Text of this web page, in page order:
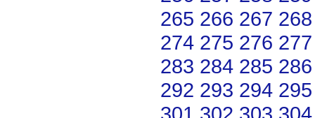
265 266 267 268
274 275 276 277
283 284 285 286
292 293 294 295